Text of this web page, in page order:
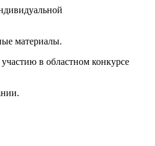
материалы.
в областном конкурсе